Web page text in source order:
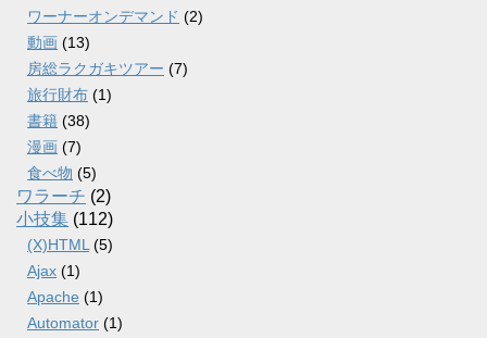
ワーナーオンデマンド (2)
動画 (13)
房総ラクガキツアー (7)
旅行財布 (1)
書籍 (38)
漫画 (7)
食べ物 (5)
ワラーチ (2)
小技集 (112)
(X)HTML (5)
Ajax (1)
Apache (1)
Automator (1)